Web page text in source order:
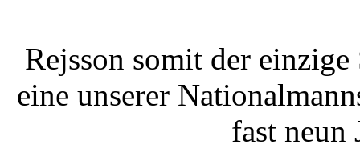
Rejsson somit der
eine unserer
fast neun